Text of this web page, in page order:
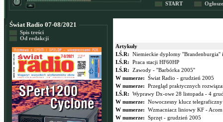
START
Świat Radio 07-08/2021
Spis treści
Od redakcji
Artykuły
I.Ś.R: Niemieckie dyplomy ''Brandenburgia''
I.Ś.R: Praca stacji HF60HP
I.Ś.R: Zawody - ''Barbórka 2005''
W numerze: Świat Radio - grudzień 2005
W numerze: Przegląd praktycznych
I.Ś.R: Wyprawy Dx-owe 28 listopada - 4
W numerze: Nowoczesny klucz
W numerze: Wzmacniacz liniowy KF -
W numerze: Sprzęt - grudzień 2005